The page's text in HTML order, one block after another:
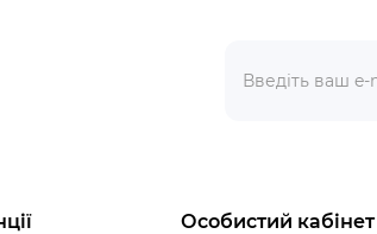
Особистий кабінет